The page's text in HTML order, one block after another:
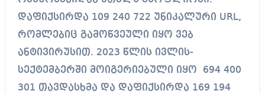
დაფიქსირდა 109 240 722 უნიკალური URL,
რომლებიც გამოწვეული იყო ვებ
ანტივირუსით. 2023 წლის ივლის-
სექტემბერში მოიგერიებული იყო 694 400
301 თავდასხმა და დაფიქსირდა 169 194